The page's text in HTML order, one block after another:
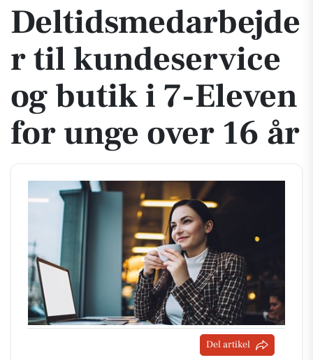
Deltidsmedarbejde
r til kundeservice
og butik i 7-Eleven
for unge over 16 år
Del artikel